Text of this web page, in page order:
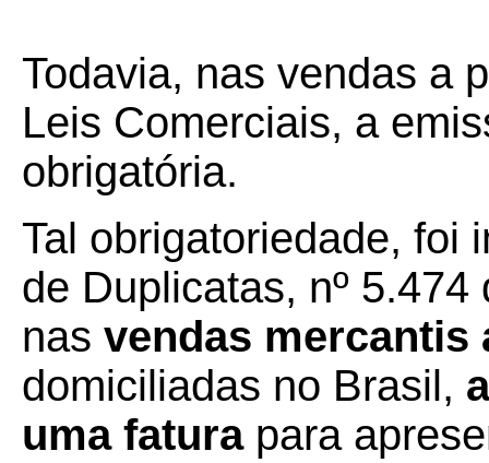
Todavia, nas vendas a
Leis Comerciais, a
obrigatória.
Tal obrigatoriedade, foi
de Duplicatas, nº
nas vendas mercantis
domiciliadas no Brasil,
uma faturapara